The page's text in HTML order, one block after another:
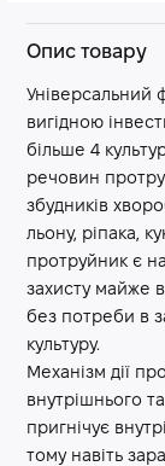
Опис товару
Універсальний
вигідною
більше 4
речовин
збудників
льону, ріпака,
протруйник є
захисту майже
без потреби в
культуру.
Механізм дії
внутрішнього
пригнічує
тому навіть